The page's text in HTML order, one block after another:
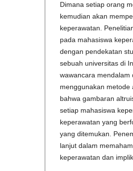
Dimana setiap orang
kemudian akan
keperawatan.
pada mahasiswa
dengan pendekatan
sebuah universitas di
wawancara mendalam
menggunakan metode
bahwa gambaran
setiap mahasiswa
keperawatan yang
yang ditemukan.
lanjut dalam
keperawatan dan